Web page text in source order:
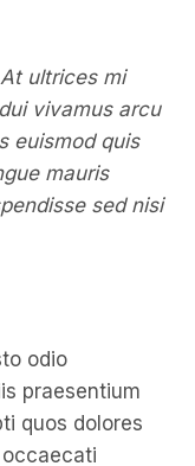
ultrices mi
vivamus arcu
euismod quis
mauris
sed nisi
odio
praesentium
quos dolores